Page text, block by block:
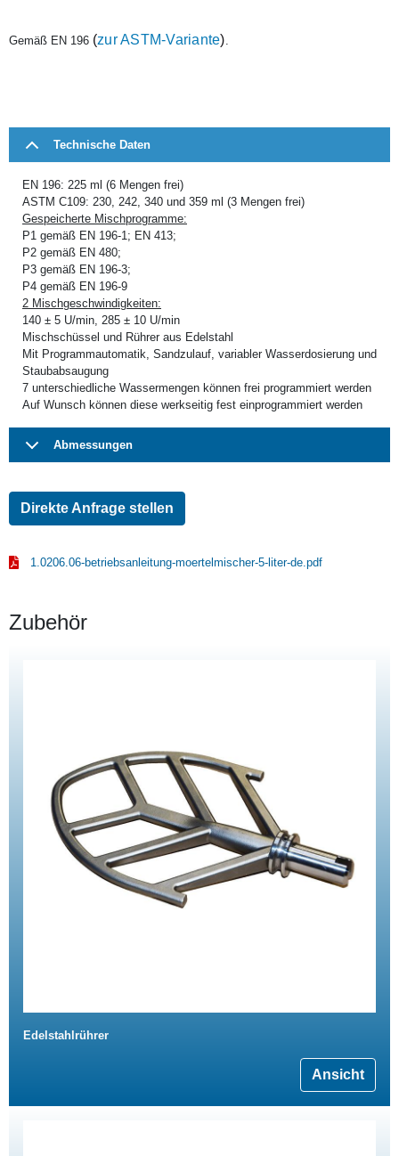
Gemäß EN 196 (zur ASTM-Variante)
Technische Daten
EN 196: 225 ml (6 Mengen frei)
ASTM C109: 230, 242, 340 und 359 ml (3 Mengen frei)
Gespeicherte Mischprogramme:
P1 gemäß EN 196-1; EN 413;
P2 gemäß EN 480;
P3 gemäß EN 196-3;
P4 gemäß EN 196-9
2 Mischgeschwindigkeiten:
140 ± 5 U/min, 285 ± 10 U/min
Mischschüssel und Rührer aus Edelstahl
Mit Programmautomatik, Sandzulauf, variabler Wasserdosierung und
Staubabsaugung
7 unterschiedliche Wassermengen können frei programmiert werden
Auf Wunsch können diese werkseitig fest einprogrammiert werden
Abmessungen
Direkte Anfrage stellen
1.0206.06-betriebsanleitung-moertelmischer-5-liter-de.pdf
Zubehör
Edelstahlrührer
Ansicht